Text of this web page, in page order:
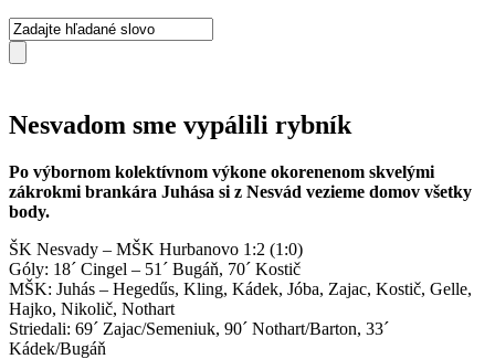
Nesvadom sme vypálili rybník
Po výbornom kolektívnom výkone okorenenom skvelými
zákrokmi brankára Juhása si z Nesvád vezieme domov všetky
body.
ŠK Nesvady – MŠK Hurbanovo 1:2 (1:0)
Góly: 18´ Cingel – 51´ Bugáň, 70´ Kostič
MŠK: Juhás – Hegedűs, Kling, Kádek, Jóba, Zajac, Kostič, Gelle,
Hajko, Nikolič, Nothart
Striedali: 69´ Zajac/Semeniuk, 90´ Nothart/Barton, 33´
Kádek/Bugáň